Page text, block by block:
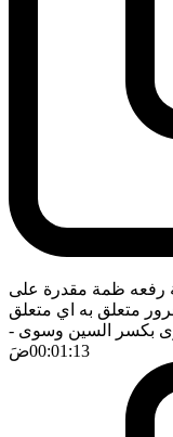
رفعه ظمة مقدرة على
متعلق به اي متعلق
بكسر السين وسوى -
00:01:13ضَ